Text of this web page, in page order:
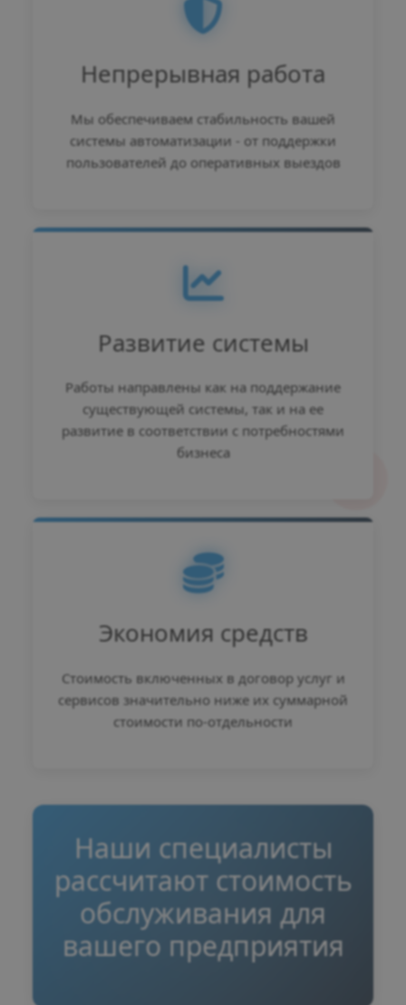
Непрерывная работа
Мы обеспечиваем стабильность вашей
системы автоматизации - от поддержки
пользователей до оперативных выездов
Развитие системы
Работы направлены как на поддержание
существующей системы, так и на ее
развитие в соответствии с потребностями
бизнеса
Экономия средств
Стоимость включенных в договор услуг и
сервисов значительно ниже их суммарной
стоимости по-отдельности
Наши специалисты
рассчитают стоимость
обслуживания для
вашего предприятия